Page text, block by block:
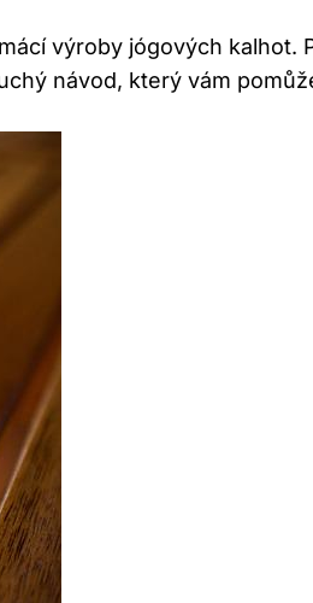
výroby jógových kalhot.
návod, který vám